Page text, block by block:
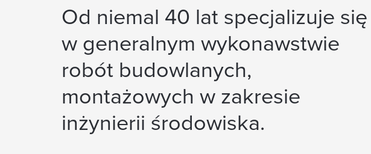
Od niemal 40 lat specjalizuje się
w generalnym wykonawstwie
robót budowlanych,
montażowych w zakresie
inżynierii środowiska.